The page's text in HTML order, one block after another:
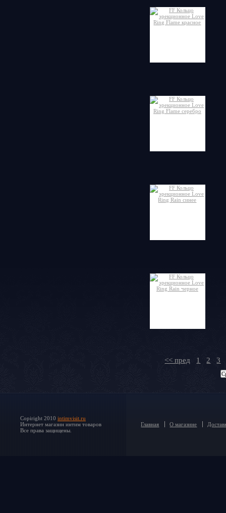
<< пред 1 2 3
Copiright 2010 intimvisit.ru
Интернет магазин интим товаров
Все права защищены.
Главная О магазине